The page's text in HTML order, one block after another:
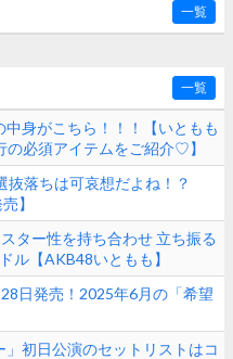
一覧
一覧
中身がこちら！！！【いともも
必須アイテムをご紹介♡】
抜落ちは可哀想だよね！？
】
ター性を持ち合わせ 立ち振る
ル【AKB48いともも】
日発売！2025年6月の「希望
」初日公演のセットリストはコ